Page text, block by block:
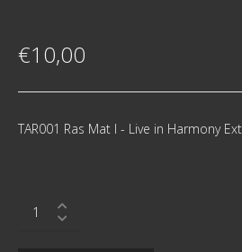
€10,00
TAR001 Ras Mat I - Live in Harmony
Ras